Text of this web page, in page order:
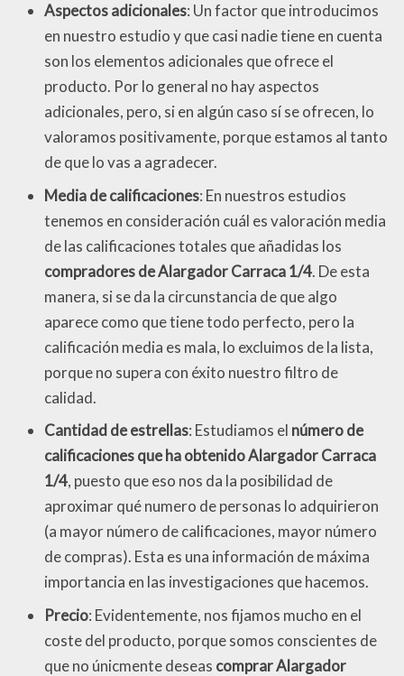
Aspectos adicionales: Un factor que introducimos
en nuestro estudio y que casi nadie tiene en cuenta
son los elementos adicionales que ofrece el
producto. Por lo general no hay aspectos
adicionales, pero, si en algún caso sí se ofrecen, lo
valoramos positivamente, porque estamos al tanto
de que lo vas a agradecer.
Media de calificaciones: En nuestros estudios
tenemos en consideración cuál es valoración media
de las calificaciones totales que añadidas los
compradores de Alargador Carraca 1/4. De esta
manera, si se da la circunstancia de que algo
aparece como que tiene todo perfecto, pero la
calificación media es mala, lo excluimos de la lista,
porque no supera con éxito nuestro filtro de
calidad.
Cantidad de estrellas: Estudiamos el número de
calificaciones que ha obtenido Alargador Carraca
1/4, puesto que eso nos da la posibilidad de
aproximar qué numero de personas lo adquirieron
(a mayor número de calificaciones, mayor número
de compras). Esta es una información de máxima
importancia en las investigaciones que hacemos.
Precio: Evidentemente, nos fijamos mucho en el
coste del producto, porque somos conscientes de
que no únicmente deseas comprar Alargador